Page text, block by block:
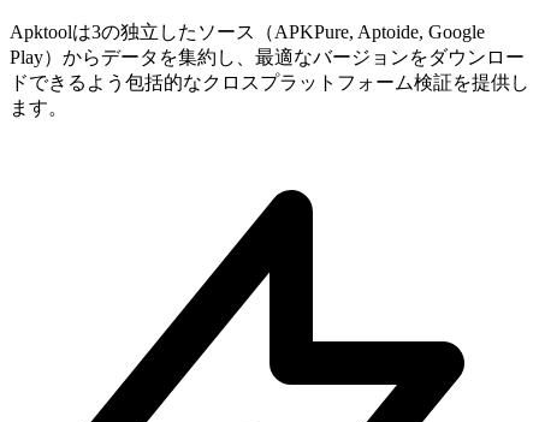
Apktoolは3の独立したソース（APKPure, Aptoide, Google
Play）からデータを集約し、最適なバージョンをダウンロー
ドできるよう包括的なクロスプラットフォーム検証を提供し
ます。